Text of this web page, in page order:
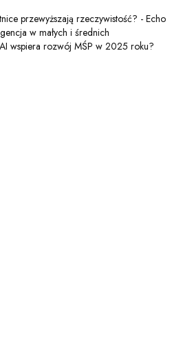
przewyższają rzeczywistość? - Echo
w małych i średnich
wspiera rozwój MŚP w 2025 roku?